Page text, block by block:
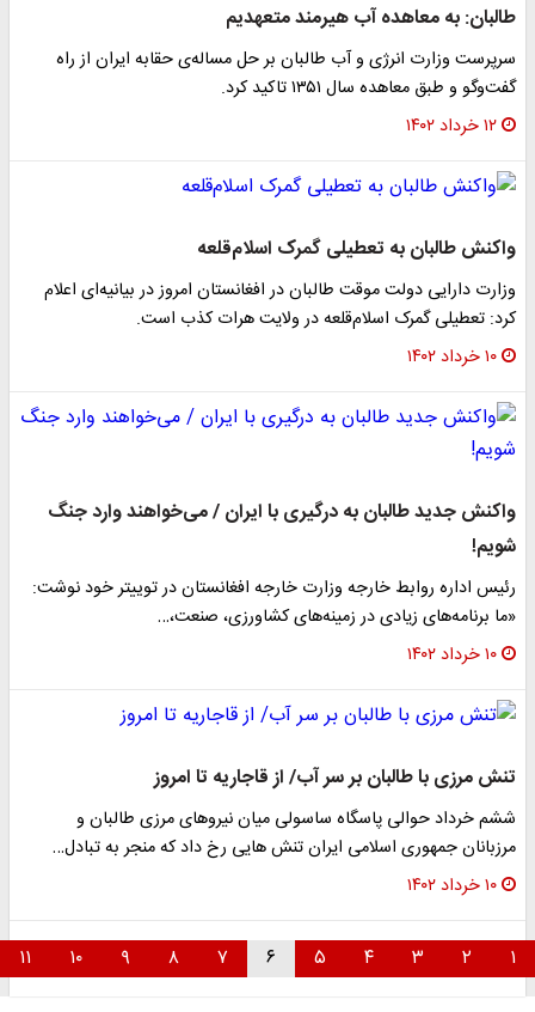
طالبان: به معاهده آب هیرمند متعهدیم
سرپرست وزارت انرژی ‌و آب طالبان بر حل مساله‌ی حقابه ایران از راه
گفت‌وگو و طبق معاهده سال ۱۳۵۱ تاکید کرد.
۱۲ خرداد ۱۴۰۲
واکنش طالبان به تعطیلی گمرک اسلام‌قلعه
وزارت دارایی دولت موقت طالبان در افغانستان امروز در بیانیه‌ای اعلام
کرد: تعطیلی گمرک اسلام‌قلعه در ولایت هرات کذب است.
۱۰ خرداد ۱۴۰۲
واکنش جدید طالبان به درگیری با ایران / می‌خواهند وارد جنگ
شویم!
رئیس اداره روابط خارجه وزارت خارجه افغانستان در توییتر خود نوشت:
«ما برنامه‌های زیادی در زمینه‌های کشاورزی، صنعت،…
۱۰ خرداد ۱۴۰۲
تنش مرزی با طالبان بر سر آب/ از قاجاریه تا امروز
ششم خرداد حوالی پاسگاه ساسولی میان نیروهای مرزی طالبان و
مرزبانان جمهوری اسلامی ایران تنش هایی رخ داد که منجر به تبادل…
۱۰ خرداد ۱۴۰۲
۱ ۲ ۳ ۴ ۵ ۶ ۷ ۸ ۹ ۱۰ ۱۱